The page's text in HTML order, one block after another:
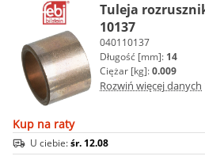
Tuleja
10137
040110137
Długość [mm]: 14
Ciężar [kg]:0.009
Rozwiń więcej danych
Kup na raty
U ciebie:śr. 12.08